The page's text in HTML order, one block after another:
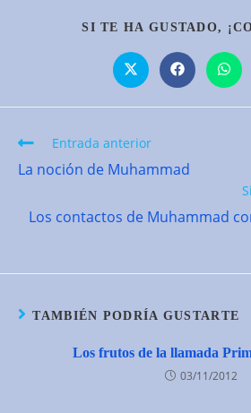
SI TE HA GUSTADO,
Se
abre
una
ventana
Se
abre
una
Se
abre
una
Leer
más
Entrada anterior
La noción de Muhammad
Los contactos de Muhammad
TAMBIÉN PODRÍA GUSTARTE
Los frutos de la llamada
03/11/2012